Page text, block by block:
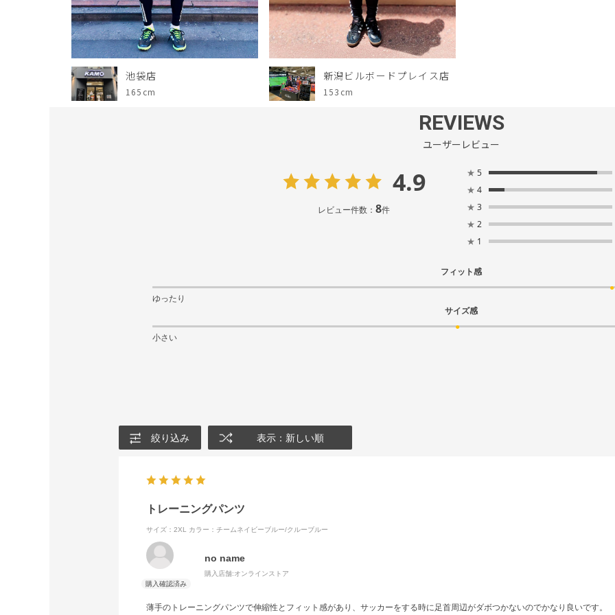
池袋店
165cm
新潟ビルボードプレイス店
153cm
REVIEWS
ユーザーレビュー
4.9
レビュー件数： 8件
★ 5
★ 4
★ 3
★ 2
★ 1
フィット感
ゆったり
サイズ感
小さい
絞り込み 表示：新しい順
トレーニングパンツ
サイズ：2XL カラー：チームネイビーブルー/クルーブルー
no name
購入店舗:オンラインストア
薄手のトレーニングパンツで伸縮性とフィット感があり、サッカーをする時に足首周辺がダボつかないのでかなり良いです。